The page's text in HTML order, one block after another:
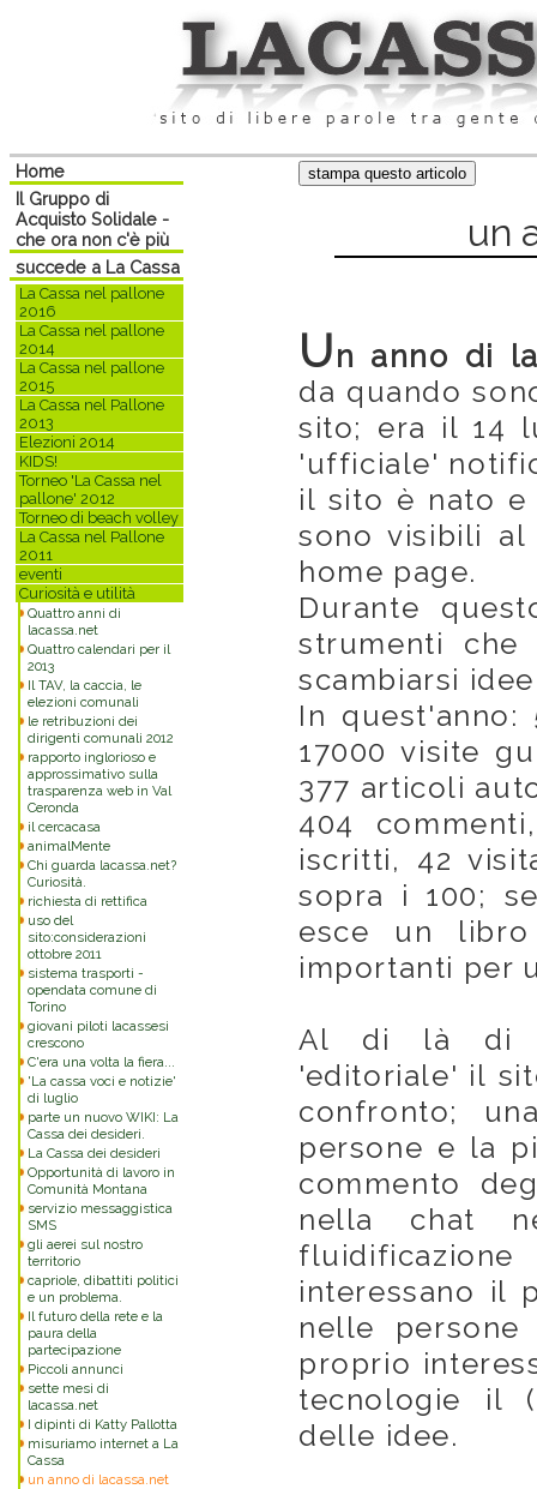
Home
Il Gruppo di
Acquisto Solidale -
che ora non c'è più
succede a La Cassa
La Cassa nel pallone
2016
La Cassa nel pallone
2014
La Cassa nel pallone
2015
La Cassa nel Pallone
2013
Elezioni 2014
KIDS!
Torneo 'La Cassa nel
pallone' 2012
Torneo di beach volley
La Cassa nel Pallone
2011
eventi
Curiosità e utilità
Quattro anni di
lacassa.net
Quattro calendari per il
2013
Il TAV, la caccia, le
elezioni comunali
le retribuzioni dei
dirigenti comunali 2012
rapporto inglorioso e
approssimativo sulla
trasparenza web in Val
Ceronda
il cercacasa
animalMente
Chi guarda lacassa.net?
Curiosità.
richiesta di rettifica
uso del
sito:considerazioni
ottobre 2011
sistema trasporti -
opendata comune di
Torino
giovani piloti lacassesi
crescono
C'era una volta la fiera...
'La cassa voci e notizie'
di luglio
parte un nuovo WIKI: La
Cassa dei desideri.
La Cassa dei desideri
Opportunità di lavoro in
Comunità Montana
servizio messaggistica
SMS
gli aerei sul nostro
territorio
capriole, dibattiti politici
e un problema.
Il futuro della rete e la
paura della
partecipazione
Piccoli annunci
sette mesi di
lacassa.net
I dipinti di Katty Pallotta
misuriamo internet a La
Cassa
un anno di lacassa.net
un
Un anno di
da quando
sito; era il 14
'ufficiale'
il sito è nato e
sono visibili
home page.
Durante
strumenti
scambiarsi
In quest'anno:
17000 visite
377 articoli
404
iscritti, 42
sopra i 100;
esce un
importanti per
Al di là di
'editoriale' il
confronto;
persone e la
commento
nella chat
interessano il
nelle
proprio
tecnologie il
delle idee.